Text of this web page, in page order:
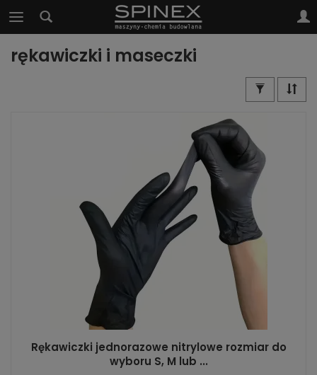
rękawiczki i maseczki
Rękawiczki jednorazowe nitrylowe rozmiar do
wyboru S, M lub ...